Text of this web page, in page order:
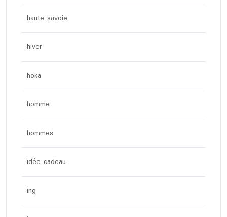
haute savoie
hiver
hoka
homme
hommes
idée cadeau
ing